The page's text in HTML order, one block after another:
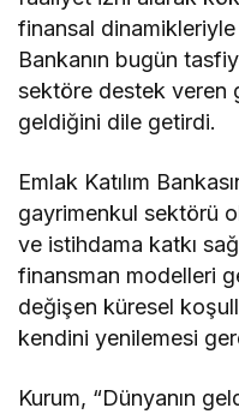
finansal
Bankanın bugün
sektöre destek veren
geldiğini dile getirdi.
Emlak Katılım
gayrimenkul sektörü
ve istihdama katkı
finansman modelleri
değişen küresel
kendini yenilemesi
Kurum, “Dünyanın